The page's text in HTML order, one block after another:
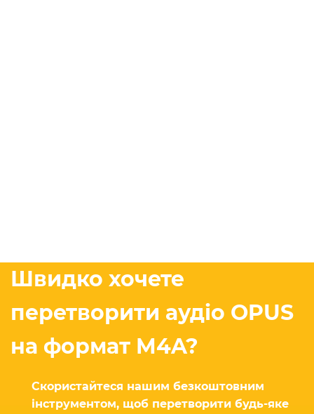
Швидко хочете
перетворити аудіо OPUS
на формат M4A?
Скористайтеся нашим безкоштовним
інструментом, щоб перетворити будь-яке